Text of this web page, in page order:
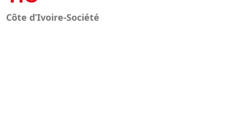
Côte d’Ivoire-Société